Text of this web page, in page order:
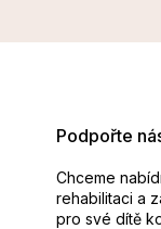
Podpořte
Chceme
rehabilitaci a
pro své dítě